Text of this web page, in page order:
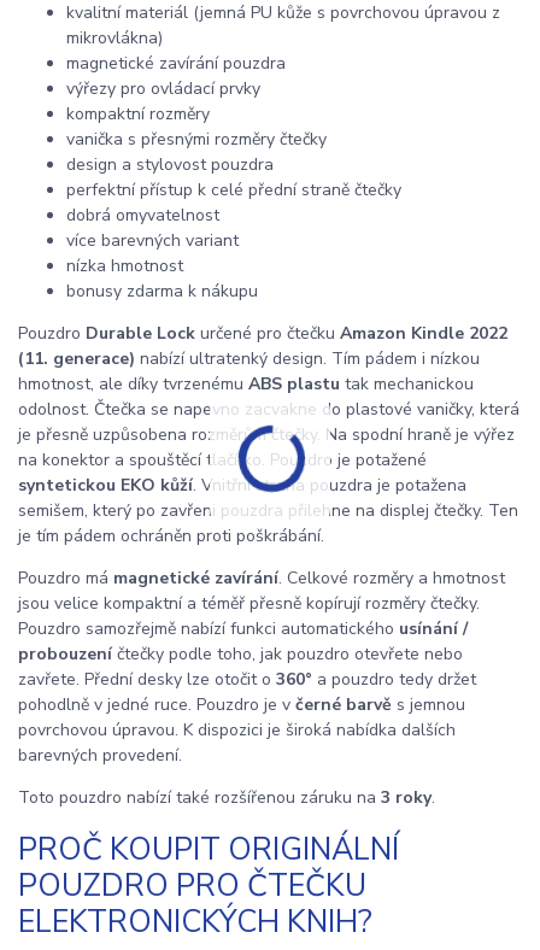
kvalitní materiál (jemná PU kůže s povrchovou úpravou z
mikrovlákna)
magnetické zavírání pouzdra
výřezy pro ovládací prvky
kompaktní rozměry
vanička s přesnými rozměry čtečky
design a stylovost pouzdra
perfektní přístup k celé přední straně čtečky
dobrá omyvatelnost
více barevných variant
nízka hmotnost
bonusy zdarma k nákupu
Pouzdro Durable Lock určené pro čtečku Amazon Kindle 2022
(11. generace) nabízí ultratenký design. Tím pádem i nízkou
hmotnost, ale díky tvrzenému ABS plastu tak mechanickou
odolnost. Čtečka se napevno zacvakne do plastové vaničky, která
je přesně uzpůsobena rozměrům čtečky. Na spodní hraně je výřez
na konektor a spouštěcí tlačítko. Pouzdro je potažené
syntetickou EKO kůží. Vnitřní strana pouzdra je potažena
semišem, který po zavřeni pouzdra přilehne na displej čtečky. Ten
je tím pádem ochráněn proti poškrábání.
Pouzdro má magnetické zavírání. Celkové rozměry a hmotnost
jsou velice kompaktní a téměř přesně kopírují rozměry čtečky.
Pouzdro samozřejmě nabízí funkci automatického usínání /
probouzeníčtečky podle toho, jak pouzdro otevřete nebo
zavřete. Přední desky lze otočit o 360° a pouzdro tedy držet
pohodlně v jedné ruce. Pouzdro je v černé barvě s jemnou
povrchovou úpravou. K dispozici je široká nabídka dalších
barevných provedení.
Toto pouzdro nabízí také rozšířenou záruku na 3 roky.
PROČ KOUPIT ORIGINÁLNÍ
POUZDRO PRO ČTEČKU
ELEKTRONICKÝCH KNIH?